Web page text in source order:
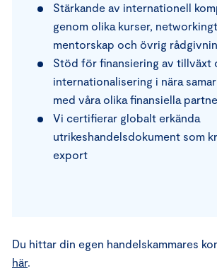
Stärkande av internationell
genom olika kurser,
mentorskap och övrig
Stöd för finansiering av tillväxt
internationalisering i nära
med våra olika finansiella
Vi certifierar globalt erkända
utrikeshandelsdokument som
export
Du hittar din egen handelskammares
här.